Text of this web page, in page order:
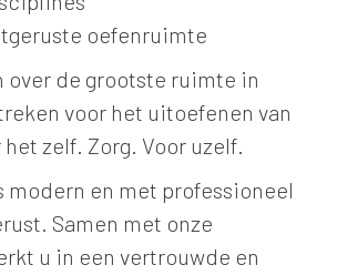
oefenruimte
over de grootste ruimte in
voor het uitoefenen van
het zelf. Zorg. Voor uzelf.
modern en met professioneel
Samen met onze
u in een vertrouwde en